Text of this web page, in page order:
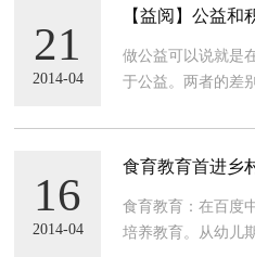
视天下，纵观古今
21
2014-04
【益阅】公益
做公益可以说就是
于公益。两者的差
的，更多的是团队
与。公益事业的目
16
2014-04
食育教育首进
食育教育，舌尖
食育教育：在百度
培养教育。从幼儿